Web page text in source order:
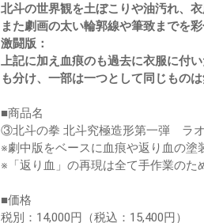
北斗の世界観を土ぼこりや油汚れ、衣
また劇画の太い輪郭線や筆致までを彩
激闘版：
上記に加え血痕のも過去に衣服に付
も分け、一部は一つとして同じものは
■商品名
③北斗の拳 北斗究極造形第一弾 ラ
※劇中版をベースに血痕や返り血の
※「返り血」の再現は全て手作業のた
■価格
税別：14,000円（税込：15,400円）